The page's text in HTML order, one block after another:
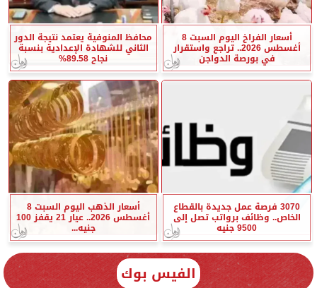
أسعار الفراخ اليوم السبت 8
أغسطس 2026.. تراجع واستقرار
في بورصة الدواجن
محافظ المنوفية يعتمد نتيجة الدور
الثاني للشهادة الإعدادية بنسبة
نجاح 89.58%
3070 فرصة عمل جديدة بالقطاع
الخاص.. وظائف برواتب تصل إلى
9500 جنيه
أسعار الذهب اليوم السبت 8
أغسطس 2026.. عيار 21 يقفز 100
جنيه...
الفيس بوك